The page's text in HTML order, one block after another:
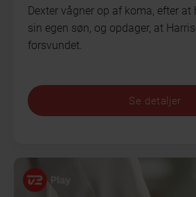
Dexter vågner op af koma, efter
sin egen søn, og opdager, at
forsvundet.
Se detaljer